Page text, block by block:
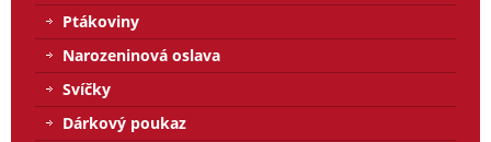
Ptákoviny
Narozeninová oslava
Svíčky
Dárkový poukaz